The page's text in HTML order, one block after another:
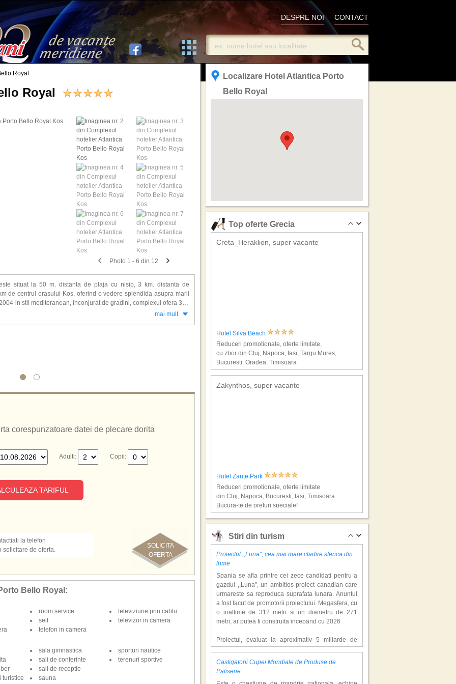
CONTACT
DESPRE NOI
Royal
Royal
Photo 1 - 6 din 12
situat la 50 m. distanta de plaja cu nisip, 3 km. distanta de
de centrul orasului Kos, oferind o vedere splendida asupra marii
in stil mediteranean, inconjurat de gradini, complexul ofera 310
baie proprie, uscator de par, halate de baie/papuci, TV satelit, aer
pescaresc pentru pranz si italian si asiatic pentru cina, gelaterie,
de tenis, minifotbal, tenis de masa, boccia, dart, volei pe plaja,
pentru copii: loc de joaca, piscina, miniclub, shuttle bus spre
cu Ultra All inclusive.
mai mult
corespunzatoare datei de plecare dorita
Adulti: Copii:
TARIFUL
SOLICITA
OFERTA
la telefon
solicitare de oferta.
Bello Royal:
room service
seif
telefon in camera
televiziune prin cablu
televizor in camera
turistice
sala gimnastica
sali de conferinte
sali de receptie
sauna
sporturi nautice
terenuri sportive
Localizare Hotel Atlantica Porto
Bello Royal
Top oferte Grecia
Creta_Heraklion, super vacante
Hotel Silva Beach
Reduceri promotionale, oferte limitate,
cu zbor din Cluj, Napoca, Iasi, Targu Mures,
Bucuresti, Oradea, Timisoara
Zakynthos, super vacante
Hotel Zante Park
Reduceri promotionale, oferte limitate
din Cluj, Napoca, Bucuresti, Iasi, Timisoara
Bucura-te de preturi speciale!
Rodos, super vacante
Hotel Apollo Beach
cu zboruri din Cluj, Napoca, Bucuresti
Bucura-te de preturi speciale!
Kos, super vacante
Stiri din turism
Proiectul ,,Luna'', cea mai mare cladire sferica din
lume
Spania se afla printre cei zece candidati pentru a
gazdui ,,Luna'', un ambitios proiect canadian care
urmareste sa reproduca suprafata lunara. Anuntul
a fost facut de promotorii proiectului. Megasfera, cu
o inaltime de 312 metri si un diametru de 271
metri, ar putea fi construita incepand cu 2026
Proiectul, evaluat la aproximativ 5 miliarde de
dolari, include un complex de 200 de hectare, cu
hoteluri, facilitati de recreere si zone rezidentiale.
Conceptul depaseste ideea unui simplu hotel
Castigatorii Cupei Mondiale de Produse de
Patiserie